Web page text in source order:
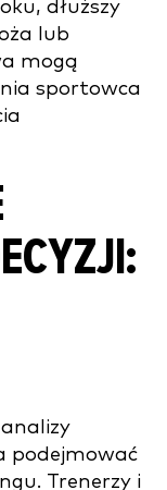
dłuższy
lub
mogą
sportowca
podejmować
Trenerzy i